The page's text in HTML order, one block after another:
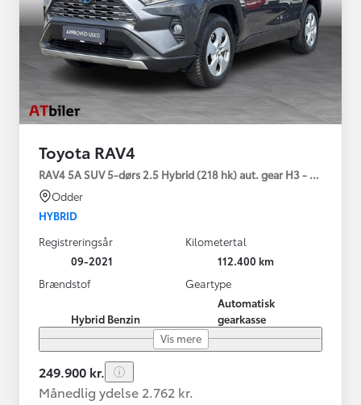
Toyota RAV4
RAV4 5A SUV 5-dørs 2.5 Hybrid (218 hk) aut. gear H3 - Comfort
Odder
HYBRID
Registreringsår
09-2021
Kilometertal
112.400 km
Brændstof
Hybrid Benzin
Geartype
Automatisk
gearkasse
Vis mere
249.900 kr.
Månedlig ydelse 2.762 kr.